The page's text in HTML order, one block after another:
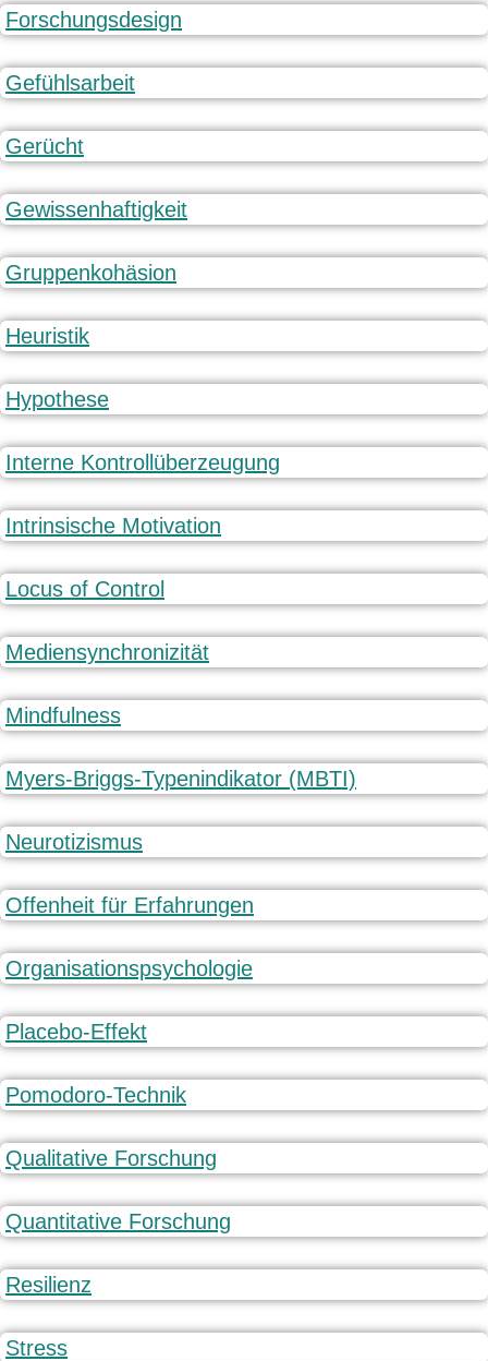
Forschungsdesign
Gefühlsarbeit
Gerücht
Gewissenhaftigkeit
Gruppenkohäsion
Heuristik
Hypothese
Interne Kontrollüberzeugung
Intrinsische Motivation
Locus of Control
Mediensynchronizität
Mindfulness
Myers-Briggs-Typenindikator (MBTI)
Neurotizismus
Offenheit für Erfahrungen
Organisationspsychologie
Placebo-Effekt
Pomodoro-Technik
Qualitative Forschung
Quantitative Forschung
Resilienz
Stress